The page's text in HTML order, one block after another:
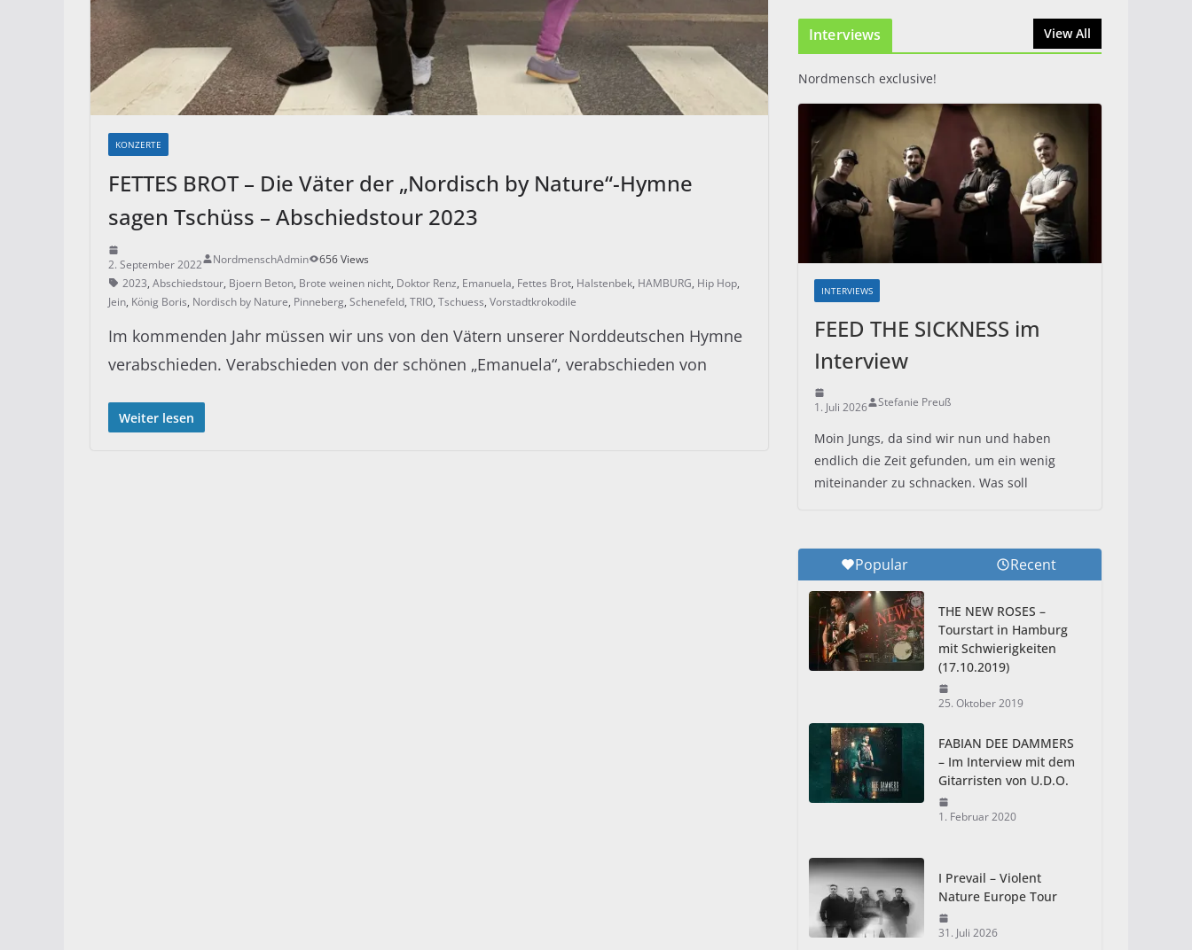
KONZERTE
FETTES BROT – Die Väter der „Nordisch by Nature“-Hymne
sagen Tschüss – Abschiedstour 2023
2. September 2022 NordmenschAdmin
656 Views
2023, Abschiedstour, Bjoern Beton, Brote weinen nicht, Doktor Renz, Emanuela, Fettes Brot, Halstenbek, HAMBURG, Hip Hop,
Jein, König Boris, Nordisch by Nature, Pinneberg, Schenefeld, TRIO, Tschuess, Vorstadtkrokodile
Im kommenden Jahr müssen wir uns von den Vätern unserer Norddeutschen Hymne
verabschieden. Verabschieden von der schönen „Emanuela“, verabschieden von
Weiter lesen
Interviews View All
Nordmensch exclusive!
INTERVIEWS
FEED THE SICKNESS im
Interview
1. Juli 2026 Stefanie Preuß
Moin Jungs, da sind wir nun und haben
endlich die Zeit gefunden, um ein wenig
miteinander zu schnacken. Was soll
Popular Recent
THE NEW ROSES –
Tourstart in Hamburg
mit Schwierigkeiten
(17.10.2019)
25. Oktober 2019
FABIAN DEE DAMMERS
– Im Interview mit dem
Gitarristen von U.D.O.
1. Februar 2020
I Prevail – Violent
Nature Europe Tour
31. Juli 2026